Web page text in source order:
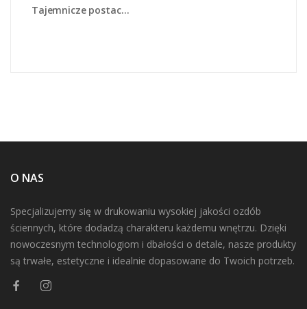
Tajemnicze postacie w wenecji - L211
O NAS
Specjalizujemy się w drukowaniu wysokiej jakości ozdób
ściennych, które dodadzą charakteru każdemu wnętrzu. Dzięki
nowoczesnym technologiom i dbałości o detale, nasze produkty
są trwałe, estetyczne i idealnie dopasowane do Twoich potrzeb.